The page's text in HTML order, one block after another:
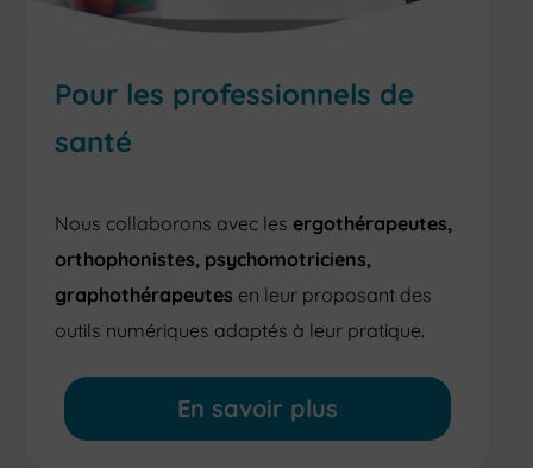
Pour les professionnels de
santé
Nous collaborons avec les ergothérapeutes,
orthophonistes, psychomotriciens,
graphothérapeutes en leur proposant des
outils numériques adaptés à leur pratique.
En savoir plus